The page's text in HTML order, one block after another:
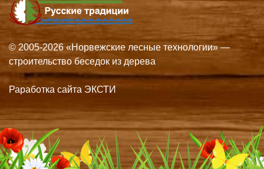
© 2005-2026 «Норвежские лесные технологии» —
строительство беседок из дерева
Раработка сайта ЭКСТИ